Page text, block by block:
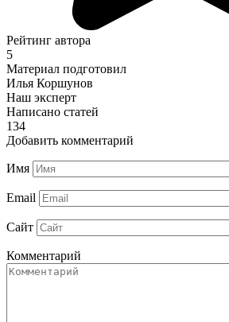
Рейтинг автора
5
Материал подготовил
Илья Коршунов
Наш эксперт
Написано статей
134
Добавить комментарий
Имя
Email
Сайт
Комментарий